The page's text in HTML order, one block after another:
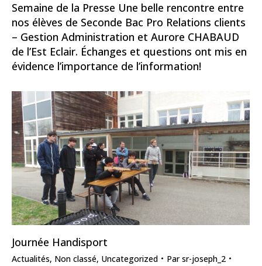
Semaine de la Presse Une belle rencontre entre
nos élèves de Seconde Bac Pro Relations clients
– Gestion Administration et Aurore CHABAUD
de l’Est Eclair. Échanges et questions ont mis en
évidence l’importance de l’information!
Journée Handisport
Actualités, Non classé, Uncategorized Parsr-joseph_2